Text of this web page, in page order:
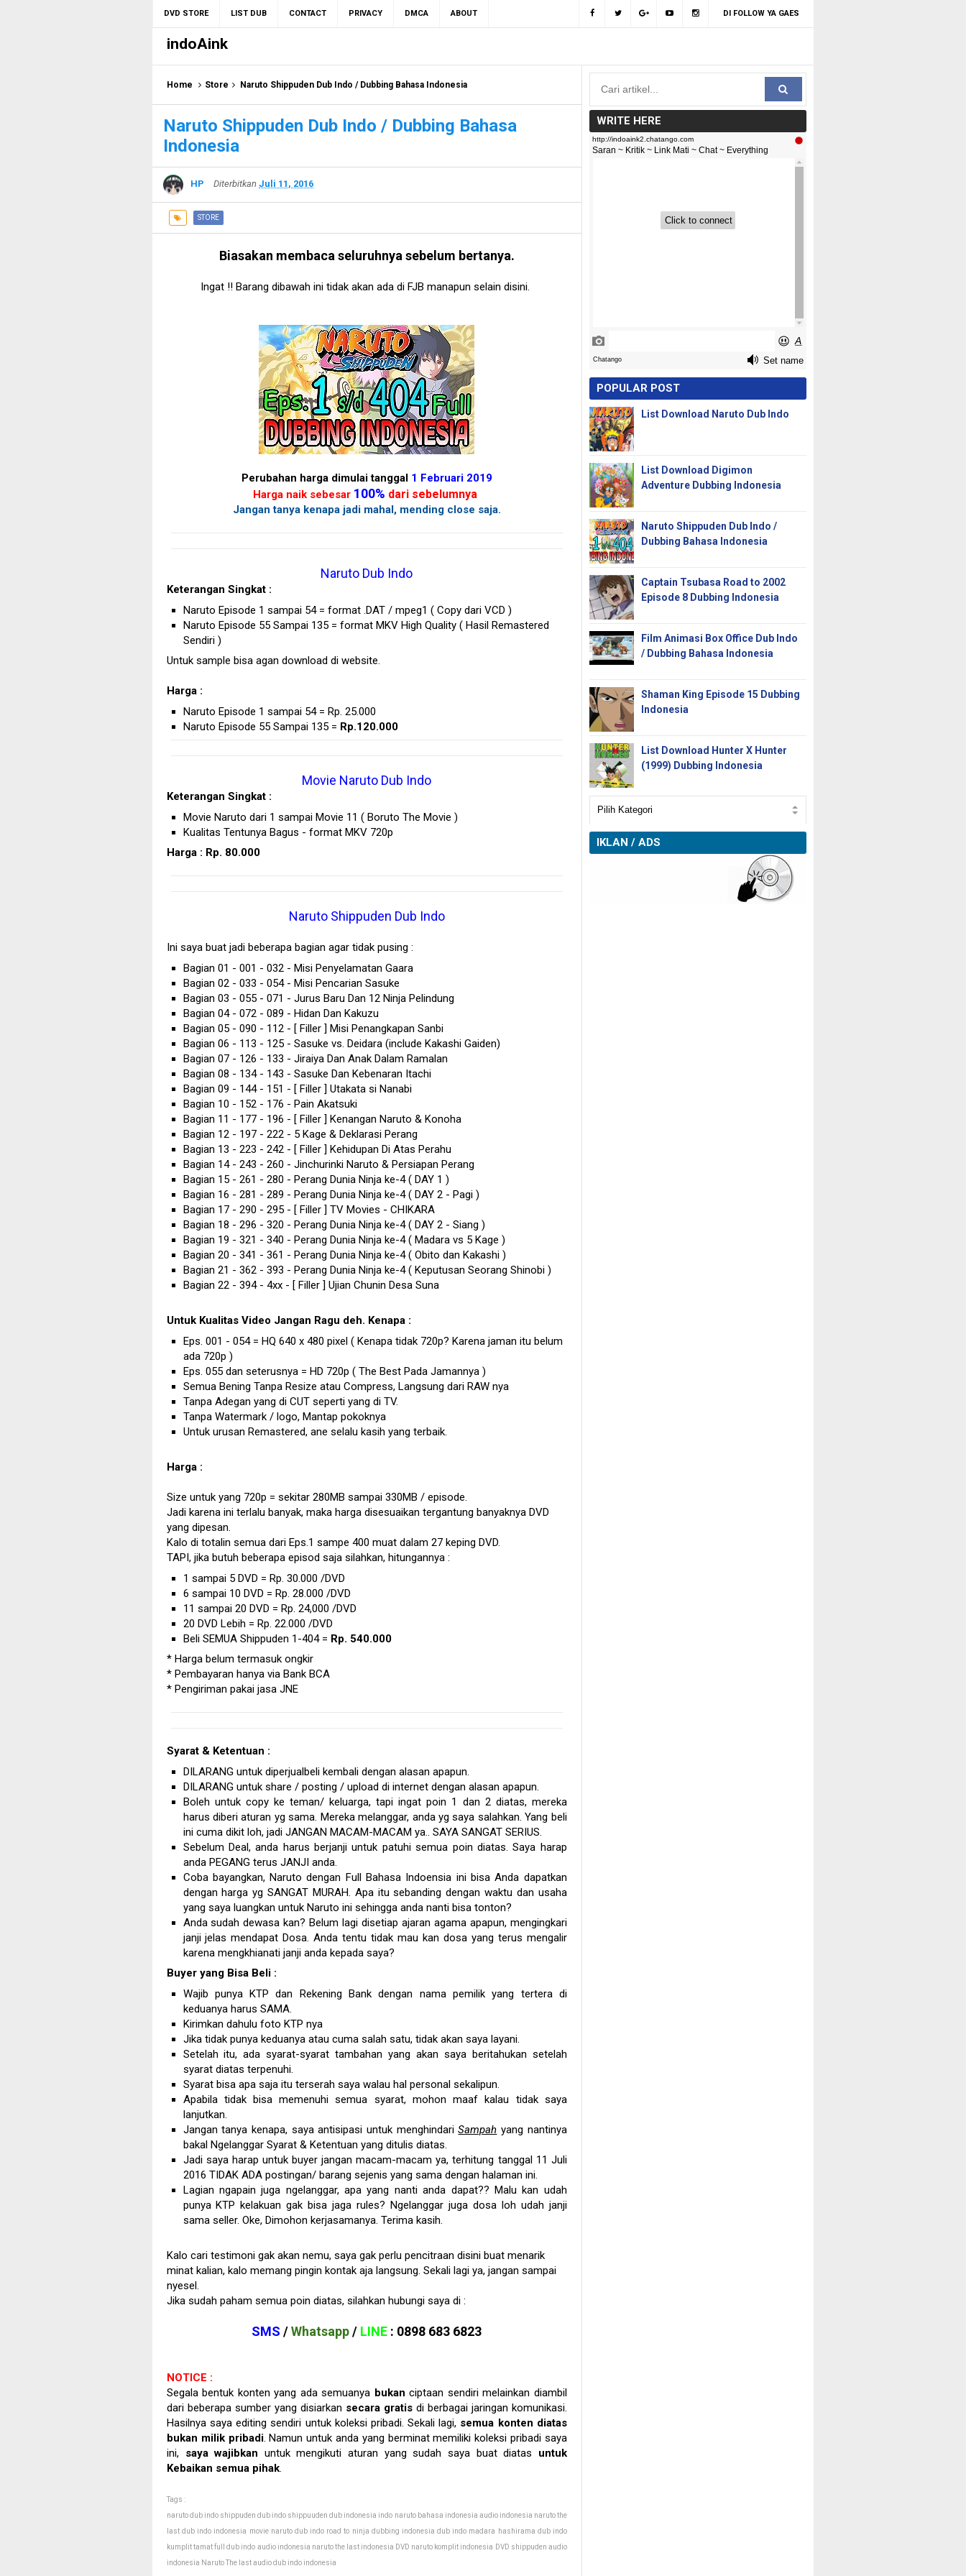
DVD STORE LIST DUB CONTACT PRIVACY DMCA ABOUT DI FOLLOW YA GAES
indoAink
Home Store Naruto Shippuden Dub Indo / Dubbing Bahasa Indonesia
Naruto Shippuden Dub Indo / Dubbing Bahasa
Indonesia
HP Diterbitkan Juli 11, 2016
STORE
Biasakan membaca seluruhnya sebelum bertanya.
Ingat !! Barang dibawah ini tidak akan ada di FJB manapun selain disini.
Perubahan harga dimulai tanggal 1 Februari 2019
Harga naik sebesar 100% dari sebelumnya
Jangan tanya kenapa jadi mahal, mending close saja.
Naruto Dub Indo
Keterangan Singkat :
Naruto Episode 1 sampai 54 = format .DAT / mpeg1 ( Copy dari VCD )
Naruto Episode 55 Sampai 135 = format MKV High Quality ( Hasil Remastered
Sendiri )
Untuk sample bisa agan download di website.
Harga :
Naruto Episode 1 sampai 54 = Rp. 25.000
Naruto Episode 55 Sampai 135 = Rp.120.000
Movie Naruto Dub Indo
Keterangan Singkat :
Movie Naruto dari 1 sampai Movie 11 ( Boruto The Movie )
Kualitas Tentunya Bagus - format MKV 720p
Harga : Rp. 80.000
Naruto Shippuden Dub Indo
Ini saya buat jadi beberapa bagian agar tidak pusing :
Bagian 01 - 001 - 032 - Misi Penyelamatan Gaara
Bagian 02 - 033 - 054 - Misi Pencarian Sasuke
Bagian 03 - 055 - 071 - Jurus Baru Dan 12 Ninja Pelindung
Bagian 04 - 072 - 089 - Hidan Dan Kakuzu
Bagian 05 - 090 - 112 - [ Filler ] Misi Penangkapan Sanbi
Bagian 06 - 113 - 125 - Sasuke vs. Deidara (include Kakashi Gaiden)
Bagian 07 - 126 - 133 - Jiraiya Dan Anak Dalam Ramalan
Bagian 08 - 134 - 143 - Sasuke Dan Kebenaran Itachi
Bagian 09 - 144 - 151 - [ Filler ] Utakata si Nanabi
Bagian 10 - 152 - 176 - Pain Akatsuki
Bagian 11 - 177 - 196 - [ Filler ] Kenangan Naruto & Konoha
Bagian 12 - 197 - 222 - 5 Kage & Deklarasi Perang
Bagian 13 - 223 - 242 - [ Filler ] Kehidupan Di Atas Perahu
Bagian 14 - 243 - 260 - Jinchurinki Naruto & Persiapan Perang
Bagian 15 - 261 - 280 - Perang Dunia Ninja ke-4 ( DAY 1 )
Bagian 16 - 281 - 289 - Perang Dunia Ninja ke-4 ( DAY 2 - Pagi )
Bagian 17 - 290 - 295 - [ Filler ] TV Movies - CHIKARA
Bagian 18 - 296 - 320 - Perang Dunia Ninja ke-4 ( DAY 2 - Siang )
Bagian 19 - 321 - 340 - Perang Dunia Ninja ke-4 ( Madara vs 5 Kage )
Bagian 20 - 341 - 361 - Perang Dunia Ninja ke-4 ( Obito dan Kakashi )
Bagian 21 - 362 - 393 - Perang Dunia Ninja ke-4 ( Keputusan Seorang Shinobi )
Bagian 22 - 394 - 4xx - [ Filler ] Ujian Chunin Desa Suna
Untuk Kualitas Video Jangan Ragu deh. Kenapa :
Eps. 001 - 054 = HQ 640 x 480 pixel ( Kenapa tidak 720p? Karena jaman itu belum
ada 720p )
Eps. 055 dan seterusnya = HD 720p ( The Best Pada Jamannya )
Semua Bening Tanpa Resize atau Compress, Langsung dari RAW nya
Tanpa Adegan yang di CUT seperti yang di TV.
Tanpa Watermark / logo, Mantap pokoknya
Untuk urusan Remastered, ane selalu kasih yang terbaik.
Harga :
Size untuk yang 720p = sekitar 280MB sampai 330MB / episode.
Jadi karena ini terlalu banyak, maka harga disesuaikan tergantung banyaknya DVD
yang dipesan.
Kalo di totalin semua dari Eps.1 sampe 400 muat dalam 27 keping DVD.
TAPI, jika butuh beberapa episod saja silahkan, hitungannya :
1 sampai 5 DVD = Rp. 30.000 /DVD
6 sampai 10 DVD = Rp. 28.000 /DVD
11 sampai 20 DVD = Rp. 24,000 /DVD
20 DVD Lebih = Rp. 22.000 /DVD
Beli SEMUA Shippuden 1-404 = Rp. 540.000
* Harga belum termasuk ongkir
* Pembayaran hanya via Bank BCA
* Pengiriman pakai jasa JNE
Syarat & Ketentuan :
DILARANG untuk diperjualbeli kembali dengan alasan apapun.
DILARANG untuk share / posting / upload di internet dengan alasan apapun.
Boleh untuk copy ke teman/ keluarga, tapi ingat poin 1 dan 2 diatas, mereka
harus diberi aturan yg sama. Mereka melanggar, anda yg saya salahkan. Yang beli
ini cuma dikit loh, jadi JANGAN MACAM-MACAM ya.. SAYA SANGAT SERIUS.
Sebelum Deal, anda harus berjanji untuk patuhi semua poin diatas. Saya harap
anda PEGANG terus JANJI anda.
Coba bayangkan, Naruto dengan Full Bahasa Indoensia ini bisa Anda dapatkan
dengan harga yg SANGAT MURAH. Apa itu sebanding dengan waktu dan usaha
yang saya luangkan untuk Naruto ini sehingga anda nanti bisa tonton?
Anda sudah dewasa kan? Belum lagi disetiap ajaran agama apapun, mengingkari
janji jelas mendapat Dosa. Anda tentu tidak mau kan dosa yang terus mengalir
karena mengkhianati janji anda kepada saya?
Buyer yang Bisa Beli :
Wajib punya KTP dan Rekening Bank dengan nama pemilik yang tertera di
keduanya harus SAMA.
Kirimkan dahulu foto KTP nya
Jika tidak punya keduanya atau cuma salah satu, tidak akan saya layani.
Setelah itu, ada syarat-syarat tambahan yang akan saya beritahukan setelah
syarat diatas terpenuhi.
Syarat bisa apa saja itu terserah saya walau hal personal sekalipun.
Apabila tidak bisa memenuhi semua syarat, mohon maaf kalau tidak saya
lanjutkan.
Jangan tanya kenapa, saya antisipasi untuk menghindariSampah yang nantinya
bakal Ngelanggar Syarat & Ketentuan yang ditulis diatas.
Jadi saya harap untuk buyer jangan macam-macam ya, terhitung tanggal 11 Juli
2016 TIDAK ADA postingan/ barang sejenis yang sama dengan halaman ini.
Lagian ngapain juga ngelanggar, apa yang nanti anda dapat?? Malu kan udah
punya KTP kelakuan gak bisa jaga rules? Ngelanggar juga dosa loh udah janji
sama seller. Oke, Dimohon kerjasamanya. Terima kasih.
Kalo cari testimoni gak akan nemu, saya gak perlu pencitraan disini buat menarik
minat kalian, kalo memang pingin kontak aja langsung. Sekali lagi ya, jangan sampai
nyesel.
Jika sudah paham semua poin diatas, silahkan hubungi saya di :
SMS /Whatsapp/ LINE : 0898 683 6823
NOTICE :
Segala bentuk konten yang ada semuanya bukan ciptaan sendiri melainkan diambil
dari beberapa sumber yang disiarkan secara gratisdi berbagai jaringan komunikasi.
Hasilnya saya editing sendiri untuk koleksi pribadi. Sekali lagi, semua konten diatas
bukan milik pribadi. Namun untuk anda yang berminat memiliki koleksi pribadi saya
ini, saya wajibkan untuk mengikuti aturan yang sudah saya buat diatas untuk
Kebaikan semua pihak.
Tags :
naruto dub indo shippuden dub indo shippuuden dub indonesia indo naruto bahasa indonesia audio indonesia naruto the
last dub indo indonesia movie naruto dub indo road to ninja dubbing indonesia dub indo madara hashirama dub indo
kumplit tamat full dub indo audio indonesia naruto the last indonesia DVD naruto komplit indonesia DVD shippuden audio
indonesia Naruto The last audio dub indo indonesia
WRITE HERE
POPULAR POST
List Download Naruto Dub Indo
List Download Digimon
Adventure Dubbing Indonesia
Naruto Shippuden Dub Indo /
Dubbing Bahasa Indonesia
Captain Tsubasa Road to 2002
Episode 8 Dubbing Indonesia
Film Animasi Box Office Dub Indo
/ Dubbing Bahasa Indonesia
Shaman King Episode 15 Dubbing
Indonesia
List Download Hunter X Hunter
(1999) Dubbing Indonesia
IKLAN / ADS